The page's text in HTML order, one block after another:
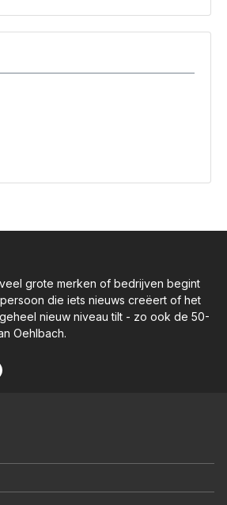
grote merken of bedrijven begint
die iets nieuws creëert of het
nieuw niveau tilt - zo ook de 50-
Oehlbach.